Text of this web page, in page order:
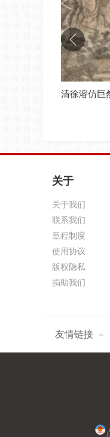
清徐三庚篆
关于
关于我们
联系我们
章程制度
使用协议
版权隐私
捐助我们
友情链接